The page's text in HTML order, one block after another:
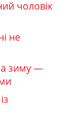
чоловік
не
зиму —